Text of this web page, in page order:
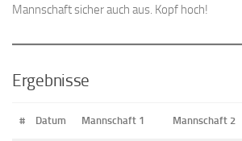
Mannschaft sicher auch aus. Kopf hoch!
Ergebnisse
# Datum Mannschaft 1 Mannschaft 2